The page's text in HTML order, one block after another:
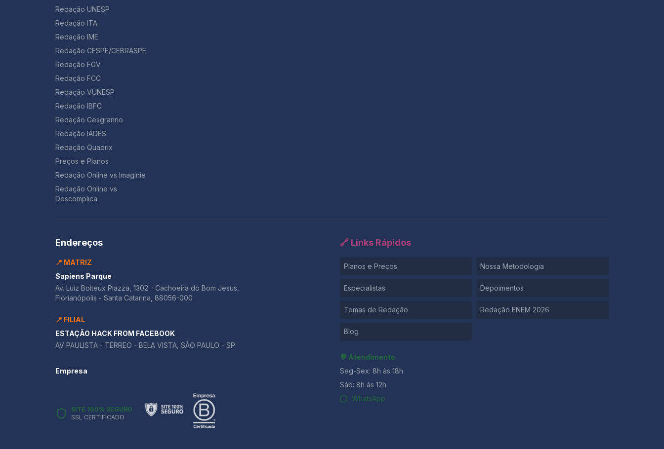
Redação UNESP
Redação ITA
Redação IME
Redação CESPE/CEBRASPE
Redação FGV
Redação FCC
Redação VUNESP
Redação IBFC
Redação Cesgranrio
Redação IADES
Redação Quadrix
Preços e Planos
Redação Online vs Imaginie
Redação Online vs
Descomplica
Endereços
📍 MATRIZ
Sapiens Parque
Av. Luiz Boiteux Piazza, 1302 - Cachoeira do Bom Jesus,
Florianópolis - Santa Catarina, 88056-000
📍 FILIAL
ESTAÇÃO HACK FROM FACEBOOK
AV PAULISTA - TÉRREO - BELA VISTA, SÃO PAULO - SP
Empresa
SITE 100% SEGURO
SSL CERTIFICADO
🔗 Links Rápidos
Planos e Preços Nossa Metodologia
Especialistas Depoimentos
Temas de Redação Redação ENEM 2026
Blog
💬 Atendimento
Seg-Sex: 8h às 18h
Sáb: 8h às 12h
WhatsApp